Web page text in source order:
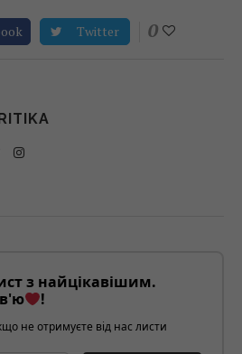
Twitter 0
з найцікавішим.
!
не отримуєте від нас листи